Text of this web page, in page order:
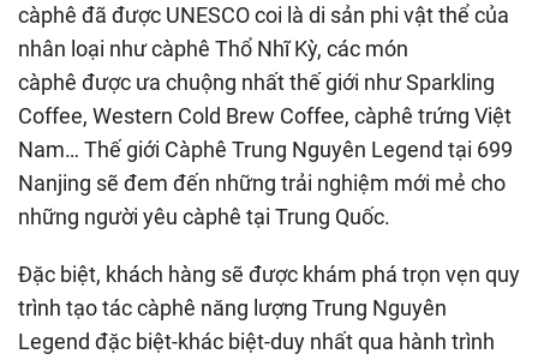
càphê đã được UNESCO coi là di sản phi vật thể của
nhân loại như càphê Thổ Nhĩ Kỳ, các món
càphê được ưa chuộng nhất thế giới như Sparkling
Coffee, Western Cold Brew Coffee, càphê trứng Việt
Nam… Thế giới Càphê Trung Nguyên Legend tại 699
Nanjing sẽ đem đến những trải nghiệm mới mẻ cho
những người yêu càphê tại Trung Quốc.
Đặc biệt, khách hàng sẽ được khám phá trọn vẹn quy
trình tạo tác càphê năng lượng Trung Nguyên
Legend đặc biệt-khác biệt-duy nhất qua hành trình